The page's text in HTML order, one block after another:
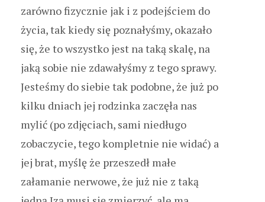
zarówno fizycznie jak i z podejściem do
życia, tak kiedy się poznałyśmy, okazało
się, że to wszystko jest na taką skalę, na
jaką sobie nie zdawałyśmy z tego sprawy.
Jesteśmy do siebie tak podobne, że już po
kilku dniach jej rodzinka zaczęła nas
mylić (po zdjęciach, sami niedługo
zobaczycie, tego kompletnie nie widać) a
jej brat, myślę że przeszedł małe
załamanie nerwowe, że już nie z taką